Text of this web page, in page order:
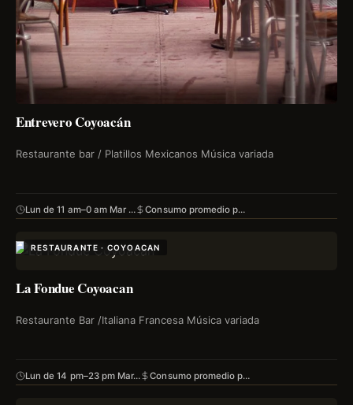
Entrevero Coyoacán
Restaurante bar / Platillos Mexicanos Música variada
Lun de 11 am–0 am Mar … Consumo promedio p…
RESTAURANTE · COYOACAN
La Fondue Coyoacan
Restaurante Bar /Italiana Francesa Música variada
Lun de 14 pm–23 pm Mar… Consumo promedio p…